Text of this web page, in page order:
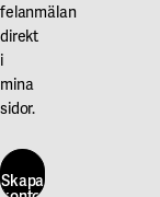
felanmälan
direkt
i
mina
sidor.
Skapa